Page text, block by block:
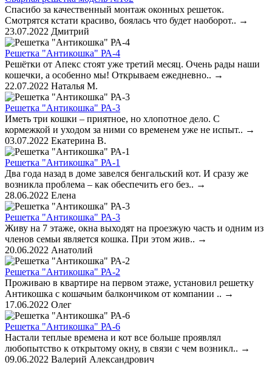
Спасибо за качественный монтаж оконных решеток.
Смотрятся кстати красиво, боялась что будет наоборот.. →
23.07.2022 Дмитрий
Решетка "Антикошка" РА-4
Решётки от Апекс стоят уже третий месяц. Очень рады наши
кошечки, а особенно мы! Открываем ежедневно.. →
22.07.2022 Наталья М.
Решетка "Антикошка" РА-3
Иметь три кошки – приятное, но хлопотное дело. С
кормежкой и уходом за ними со временем уже не испыт.. →
03.07.2022 Екатерина В.
Решетка "Антикошка" РА-1
Два года назад в доме завелся бенгальский кот. И сразу же
возникла проблема – как обеспечить его без.. →
28.06.2022 Елена
Решетка "Антикошка" РА-3
Живу на 7 этаже, окна выходят на проезжую часть и одним из
членов семьи является кошка. При этом жив.. →
20.06.2022 Анатолий
Решетка "Антикошка" РА-2
Проживаю в квартире на первом этаже, установил решетку
Антикошка с кошачьим балкончиком от компании .. →
17.06.2022 Олег
Решетка "Антикошка" РА-6
Настали теплые времена и кот все больше проявлял
любопытство к открытому окну, в связи с чем возникл.. →
09.06.2022 Валерий Александрович